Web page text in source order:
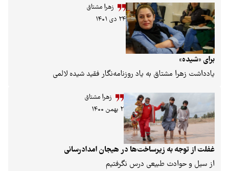
زهرا مشتاق
۲۴ دی ۱۴۰۱
مشتاق به یاد روزنامه‌نگار فقید شیده لالمی
زهرا مشتاق
۲ بهمن ۱۴۰۰
به زیرساخت‌ها در هیجان امدادرسانی
طبیعی درس نگرفتیم